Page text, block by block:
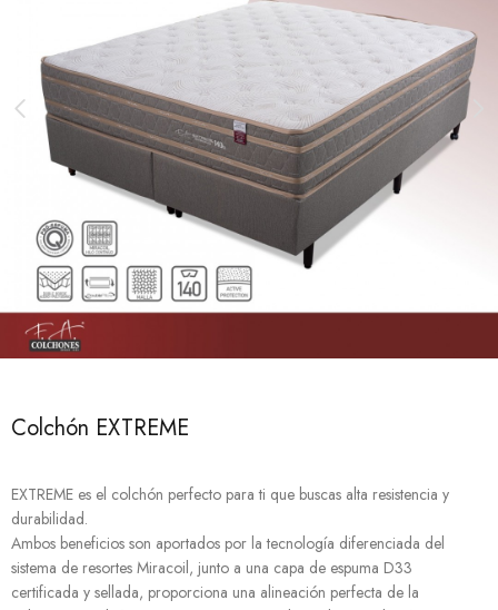
Colchón EXTREME
EXTREME es el colchón perfecto para ti que buscas alta resistencia y
durabilidad.
Ambos beneficios son aportados por la tecnología diferenciada del
sistema de resortes Miracoil, junto a una capa de espuma D33
certificada y sellada, proporciona una alineación perfecta de la